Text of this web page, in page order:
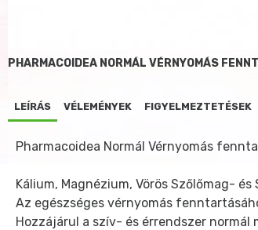
PHARMACOIDEA NORMÁL VÉRNYOMÁS
LEÍRÁS VÉLEMÉNYEK FIGYELMEZTETÉSEK
Pharmacoidea Normál Vérnyomás
Kálium, Magnézium, Vörös Szőlőmag-
Az egészséges vérnyomás
Hozzájárul a szív- és érrendszer normál